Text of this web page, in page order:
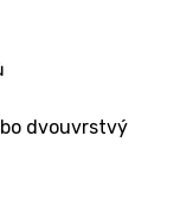
dvouvrstvý